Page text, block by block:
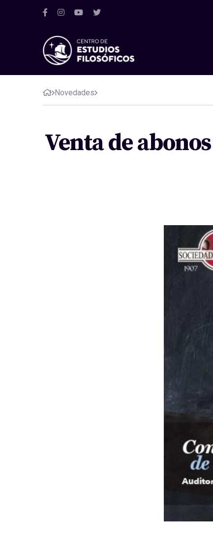
Novedades
Venta de